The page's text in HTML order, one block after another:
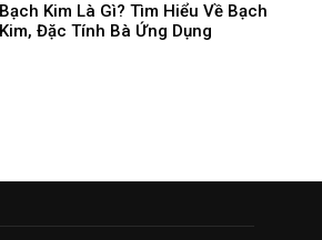
Bạch Kim Là Gì? Tìm Hiểu Về Bạch
Kim, Đặc Tính Bà Ứng Dụng